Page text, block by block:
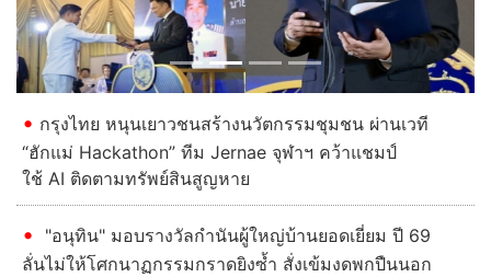
กรุงไทย หนุนเยาวชนสร้างนวัตกรรมชุมชน ผ่านเวที
“ฮักแม่ Hackathon” ทีม Jernae จุฬาฯ คว้าแชมป์
ใช้ AI ติดตามทรัพย์สินสูญหาย
"อนุทิน" มอบรางวัลกำนันผู้ใหญ่บ้านยอดเยี่ยม ปี 69
ลั่นไม่ให้โศกนาฏกรรมกราดยิงซ้ำ สั่งเข้มงดพกปืนนอก